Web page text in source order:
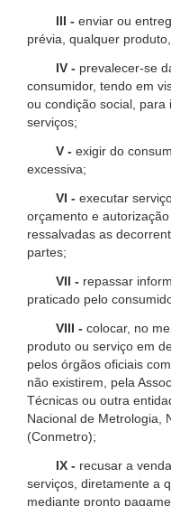
III - enviar ou
prévia, qualquer
IV - prevalecer-se
consumidor, tendo em
ou condição social, para
serviços;
V - exigir do
excessiva;
VI - executar
orçamento e
ressalvadas as
partes;
VII - repassar
praticado pelo
VIII - colocar, no
produto ou serviço em
pelos órgãos oficiais
não existirem, pela
Técnicas ou outra
Nacional de Metrologia,
(Conmetro);
IX - recusar a
serviços, diretamente a
mediante pronto